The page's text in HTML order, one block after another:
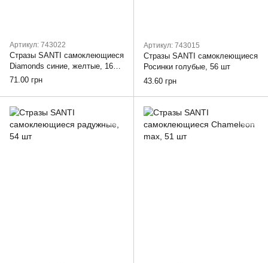
Артикул: 743022
Стразы SANTI самоклеющиеся
Diamonds синие, желтые, 16
шт
71.00 грн
Артикул: 743015
Стразы SANTI самоклеющиеся
Росинки голубые, 56 шт
43.60 грн